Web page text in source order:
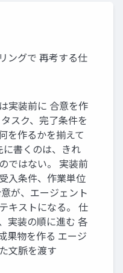
ングで 再考する仕
実装前に 合意を作
スク、完了条件を
を作るかを揃えて
書くのは、きれ
ではない。 実装前
入条件、作業単位
が、エージェント
キストになる。 仕
実装の順に進む 各
果物を作る エージ
文脈を渡す